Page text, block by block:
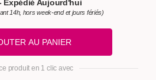
Expédié Aujourd'hui
14h, hors week-end et jours fériés)
AU PANIER
produit en 1 clic avec